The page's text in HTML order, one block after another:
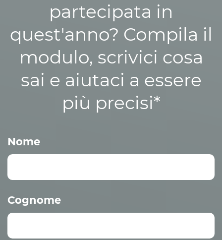
partecipata in
quest'anno? Compila il
modulo, scrivici cosa
sai e aiutaci a essere
più precisi*
Nome
Cognome